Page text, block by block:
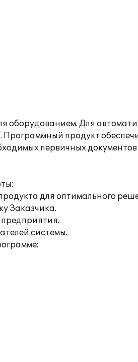
оборудованием. Для
продукт
первичных документов
для оптимального
Заказчика.
системы.